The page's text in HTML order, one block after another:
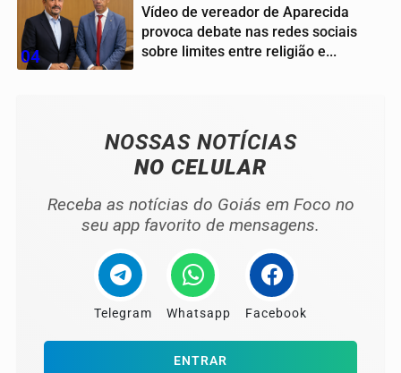
04
Vídeo de vereador de Aparecida
provoca debate nas redes sociais
sobre limites entre religião e...
NOSSAS NOTÍCIAS
NO CELULAR
Receba as notícias do Goiás em Foco no
seu app favorito de mensagens.
Telegram Whatsapp Facebook
ENTRAR